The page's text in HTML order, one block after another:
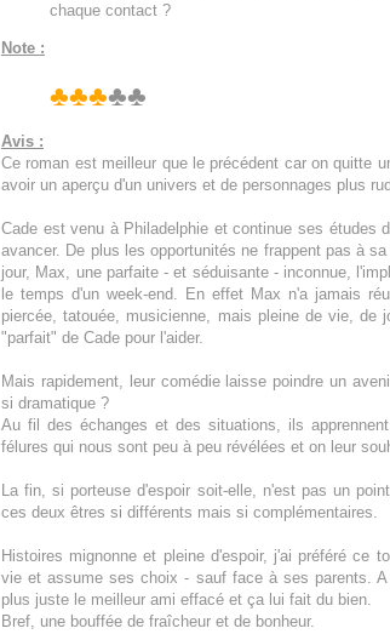
chaque contact ?
Note :
♣♣♣♣♣
Avis :
Ce roman est meilleur que le précédent car on quitte
avoir un aperçu d'un univers et de personnages plus
Cade est venu à Philadelphie et continue ses
avancer. De plus les opportunités ne frappent pas à
jour, Max, une parfaite - et séduisante - inconnue,
le temps d'un week-end. En effet Max n'a jamais
piercée, tatouée, musicienne, mais pleine de vie,
"parfait" de Cade pour l'aider.
Mais rapidement, leur comédie laisse poindre un
si dramatique ?
Au fil des échanges et des situations, ils
félures qui nous sont peu à peu révélées et on leur
La fin, si porteuse d'espoir soit-elle, n'est pas un
ces deux êtres si différents mais si complémentaires.
Histoires mignonne et pleine d'espoir, j'ai préféré ce
vie et assume ses choix - sauf face à ses parents.
plus juste le meilleur ami effacé et ça lui fait du bien.
Bref, une bouffée de fraîcheur et de bonheur.